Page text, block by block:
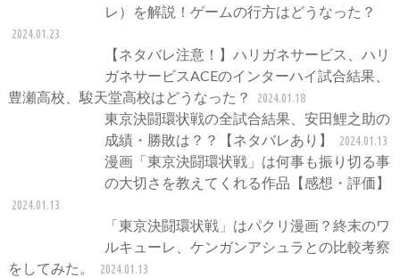
レ）を解説！ゲームの行方はどうなった？
2024.01.23
【ネタバレ注意！】ハリガネサービス、ハリ
ガネサービスACEのインターハイ試合結果、
豊瀬高校、駿天堂高校はどうなった？
2024.01.18
東京決闘環状戦の全試合結果、安田鯉之助の
成績・勝敗は？？【ネタバレあり】
2024.01.13
漫画「東京決闘環状戦」は何事も振り切る事
の大切さを教えてくれる作品【感想・評価】
2024.01.13
「東京決闘環状戦」はパクリ漫画？終末のワ
ルキューレ、ケンガンアシュラとの比較考察
をしてみた。
2024.01.13